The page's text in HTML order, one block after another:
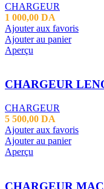
CHARGEUR
1 000,00 DA
Ajouter aux favoris
Ajouter au panier
Aperçu
CHARGEUR
CHARGEUR
5 500,00 DA
Ajouter aux favoris
Ajouter au panier
Aperçu
CHARGEUR